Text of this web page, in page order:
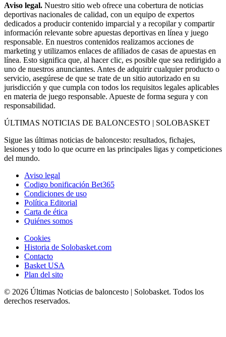
Aviso legal. Nuestro sitio web ofrece una cobertura de noticias
deportivas nacionales de calidad, con un equipo de expertos
dedicados a producir contenido imparcial y a recopilar y compartir
información relevante sobre apuestas deportivas en línea y juego
responsable. En nuestros contenidos realizamos acciones de
marketing y utilizamos enlaces de afiliados de casas de apuestas en
línea. Esto significa que, al hacer clic, es posible que sea redirigido a
uno de nuestros anunciantes. Antes de adquirir cualquier producto o
servicio, asegúrese de que se trate de un sitio autorizado en su
jurisdicción y que cumpla con todos los requisitos legales aplicables
en materia de juego responsable. Apueste de forma segura y con
responsabilidad.
ÚLTIMAS NOTICIAS DE BALONCESTO | SOLOBASKET
Sigue las últimas noticias de baloncesto: resultados, fichajes,
lesiones y todo lo que ocurre en las principales ligas y competiciones
del mundo.
Aviso legal
Codigo bonificación Bet365
Condiciones de uso
Política Editorial
Carta de ética
Quiénes somos
Cookies
Historia de Solobasket.com
Contacto
Basket USA
Plan del sito
© 2026 Últimas Noticias de baloncesto | Solobasket. Todos los
derechos reservados.